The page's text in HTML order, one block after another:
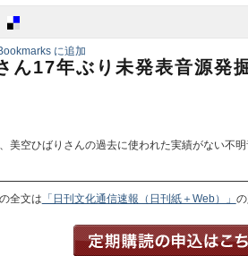
ん17年ぶり未発表音源発
美空ひばりさんの過去に使われた実績がない不
全文は 「日刊文化通信速報（日刊紙＋Web）」